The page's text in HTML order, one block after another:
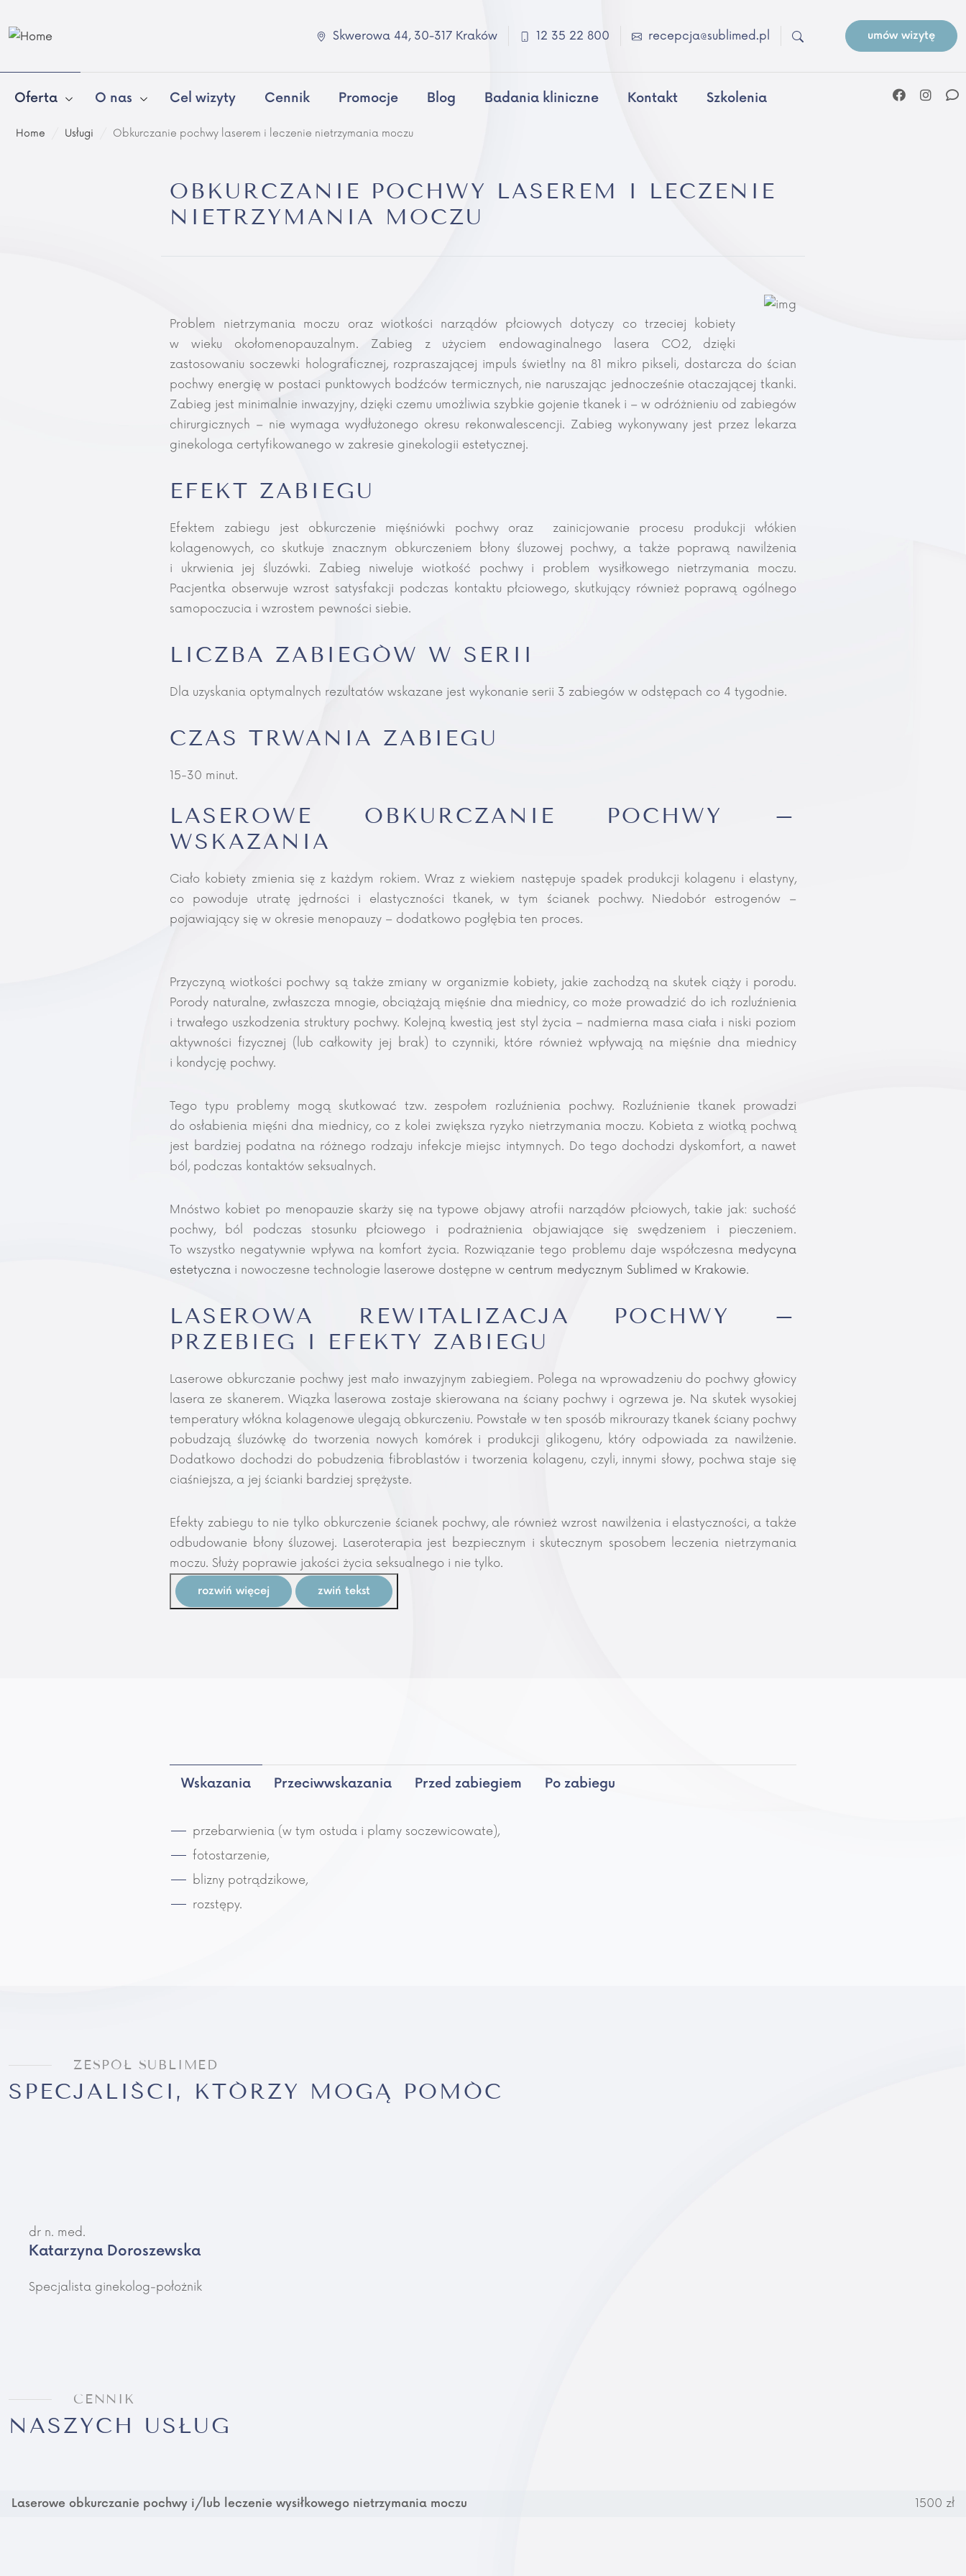
Skwerowa 44, 30-317 Kraków 12 35 22 800 recepcja@sublimed.pl umów wizytę
Oferta O nas Cel wizyty Cennik Promocje Blog Badania kliniczne Kontakt Szkolenia
Home Usługi Obkurczanie pochwy laserem i leczenie nietrzymania moczu
OBKURCZANIE POCHWY LASEREM I LECZENIE
NIETRZYMANIA MOCZU
Problem nietrzymania moczu oraz wiotkości narządów płciowych dotyczy co trzeciej kobiety
w wieku okołomenopauzalnym. Zabieg z użyciem endowaginalnego lasera CO2, dzięki
zastosowaniu soczewki holograficznej, rozpraszającej impuls świetlny na 81 mikro pikseli, dostarcza do ścian
pochwy energię w postaci punktowych bodźców termicznych, nie naruszając jednocześnie otaczającej tkanki.
Zabieg jest minimalnie inwazyjny, dzięki czemu umożliwia szybkie gojenie tkanek i – w odróżnieniu od zabiegów
chirurgicznych – nie wymaga wydłużonego okresu rekonwalescencji. Zabieg wykonywany jest przez lekarza
ginekologa certyfikowanego w zakresie ginekologii estetycznej.
EFEKT ZABIEGU
Efektem zabiegu jest obkurczenie mięśniówki pochwy oraz zainicjowanie procesu produkcji włókien
kolagenowych, co skutkuje znacznym obkurczeniem błony śluzowej pochwy, a także poprawą nawilżenia
i ukrwienia jej śluzówki. Zabieg niweluje wiotkość pochwy i problem wysiłkowego nietrzymania moczu.
Pacjentka obserwuje wzrost satysfakcji podczas kontaktu płciowego, skutkujący również poprawą ogólnego
samopoczucia i wzrostem pewności siebie.
LICZBA ZABIEGÓW W SERII
Dla uzyskania optymalnych rezultatów wskazane jest wykonanie serii 3 zabiegów w odstępach co 4 tygodnie.
CZAS TRWANIA ZABIEGU
15-30 minut.
LASEROWE OBKURCZANIE POCHWY –
WSKAZANIA
Ciało kobiety zmienia się z każdym rokiem. Wraz z wiekiem następuje spadek produkcji kolagenu i elastyny,
co powoduje utratę jędrności i elastyczności tkanek, w tym ścianek pochwy. Niedobór estrogenów –
pojawiający się w okresie menopauzy – dodatkowo pogłębia ten proces.
Przyczyną wiotkości pochwy są także zmiany w organizmie kobiety, jakie zachodzą na skutek ciąży i porodu.
Porody naturalne, zwłaszcza mnogie, obciążają mięśnie dna miednicy, co może prowadzić do ich rozluźnienia
i trwałego uszkodzenia struktury pochwy. Kolejną kwestią jest styl życia – nadmierna masa ciała i niski poziom
aktywności fizycznej (lub całkowity jej brak) to czynniki, które również wpływają na mięśnie dna miednicy
i kondycję pochwy.
Tego typu problemy mogą skutkować tzw. zespołem rozluźnienia pochwy. Rozluźnienie tkanek prowadzi
do osłabienia mięśni dna miednicy, co z kolei zwiększa ryzyko nietrzymania moczu. Kobieta z wiotką pochwą
jest bardziej podatna na różnego rodzaju infekcje miejsc intymnych. Do tego dochodzi dyskomfort, a nawet
ból, podczas kontaktów seksualnych.
Mnóstwo kobiet po menopauzie skarży się na typowe objawy atrofii narządów płciowych, takie jak: suchość
pochwy, ból podczas stosunku płciowego i podrażnienia objawiające się swędzeniem i pieczeniem.
To wszystko negatywnie wpływa na komfort życia. Rozwiązanie tego problemu daje współczesna medycyna
estetyczna i nowoczesne technologie laserowe dostępne w centrum medycznym Sublimed w Krakowie.
LASEROWA REWITALIZACJA POCHWY –
PRZEBIEG I EFEKTY ZABIEGU
Laserowe obkurczanie pochwy jest mało inwazyjnym zabiegiem. Polega na wprowadzeniu do pochwy głowicy
lasera ze skanerem. Wiązka laserowa zostaje skierowana na ściany pochwy i ogrzewa je. Na skutek wysokiej
temperatury włókna kolagenowe ulegają obkurczeniu. Powstałe w ten sposób mikrourazy tkanek ściany pochwy
pobudzają śluzówkę do tworzenia nowych komórek i produkcji glikogenu, który odpowiada za nawilżenie.
Dodatkowo dochodzi do pobudzenia fibroblastów i tworzenia kolagenu, czyli, innymi słowy, pochwa staje się
ciaśniejsza, a jej ścianki bardziej sprężyste.
Efekty zabiegu to nie tylko obkurczenie ścianek pochwy, ale również wzrost nawilżenia i elastyczności, a także
odbudowanie błony śluzowej. Laseroterapia jest bezpiecznym i skutecznym sposobem leczenia nietrzymania
moczu. Służy poprawie jakości życia seksualnego i nie tylko.
rozwiń więcej zwiń tekst
Wskazania Przeciwwskazania Przed zabiegiem Po zabiegu
przebarwienia (w tym ostuda i plamy soczewicowate),
fotostarzenie,
blizny potrądzikowe,
rozstępy.
ZESPÓŁ SUBLIMED
SPECJALIŚCI, KTÓRZY MOGĄ POMÓC
dr n. med.
Katarzyna Doroszewska
Specjalista ginekolog-położnik
CENNIK
NASZYCH USŁUG
Laserowe obkurczanie pochwy i/lub leczenie wysiłkowego nietrzymania moczu 1500 zł